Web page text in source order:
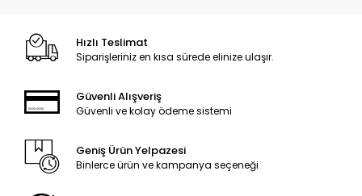
Hızlı Teslimat
Siparişleriniz en kısa sürede elinize ulaşır.
Güvenli Alışveriş
Güvenli ve kolay ödeme sistemi
Geniş Ürün Yelpazesi
Binlerce ürün ve kampanya seçeneği